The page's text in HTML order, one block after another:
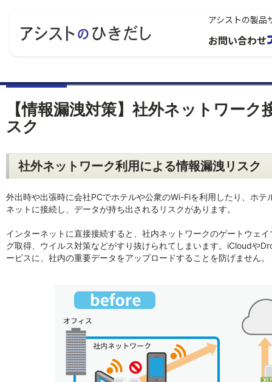
アシストの製品
お問い合わせ
【情報漏洩対策】社外ネットワー
スク
社外ネットワーク利用による情報漏洩リスク
外出時や出張時に会社PCでホテルや公衆のWi-Fiを利用したり、ホ
ネットに接続し、データが持ち出されるリスクがあります。
インターネットに直接接続すると、社内ネットワークのゲートウェ
グ取得、ウイルス対策などがすり抜けられてしまいます。iCloudや
ービスに、社内の重要データをアップロードすることを防げません。